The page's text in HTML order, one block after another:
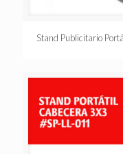
Stand Publicitario